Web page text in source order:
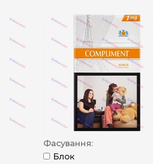
Фасування:
Блок